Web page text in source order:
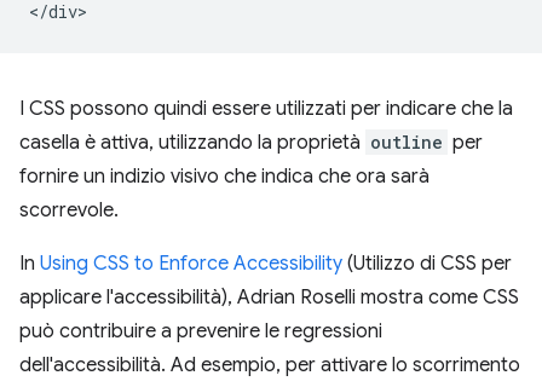
I CSS possono quindi essere utilizzati per indicare che la
casella è attiva, utilizzando la proprietà outline per
fornire un indizio visivo che indica che ora sarà
scorrevole.
In Using CSS to Enforce Accessibility (Utilizzo di CSS per
applicare l'accessibilità), Adrian Roselli mostra come CSS
può contribuire a prevenire le regressioni
dell'accessibilità. Ad esempio, per attivare lo scorrimento